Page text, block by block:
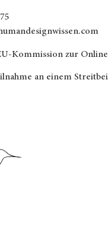
Kommission zur
an einem